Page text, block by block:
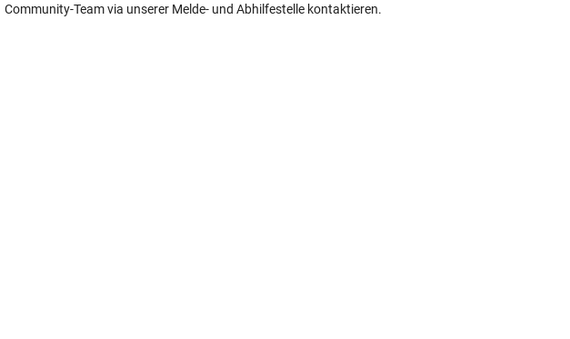
Community-Team via unserer Melde- und Abhilfestelle kontaktieren.